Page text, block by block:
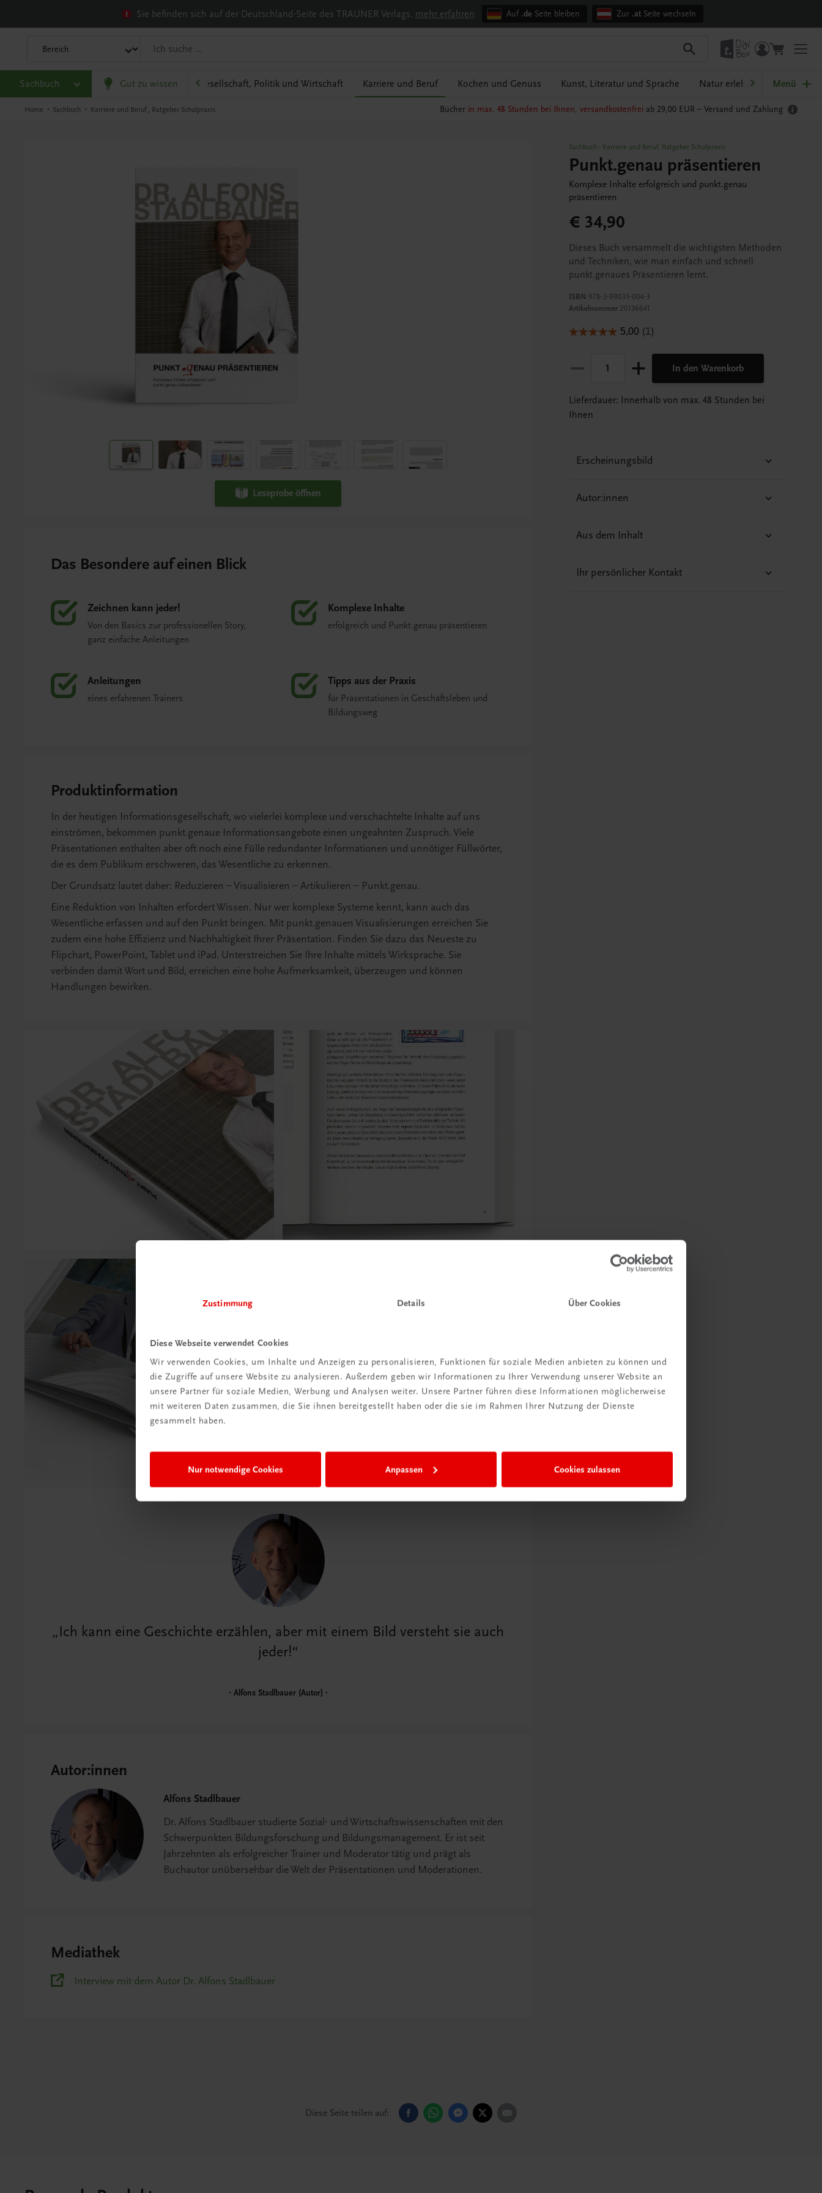
Zustimmung Details Über Cookies
Diese Webseite verwendet Cookies
Wir verwenden Cookies, um Inhalte und Anzeigen zu personalisieren, Funktionen für soziale Medien anbieten zu können und
die Zugriffe auf unsere Website zu analysieren. Außerdem geben wir Informationen zu Ihrer Verwendung unserer Website an
unsere Partner für soziale Medien, Werbung und Analysen weiter. Unsere Partner führen diese Informationen möglicherweise
mit weiteren Daten zusammen, die Sie ihnen bereitgestellt haben oder die sie im Rahmen Ihrer Nutzung der Dienste
gesammelt haben.
Nur notwendige Cookies Anpassen Cookies zulassen
Sie befinden sich auf der Deutschland-Seite des TRAUNER Verlags. mehr erfahren Auf .de Seite bleiben Zur .atSeite wechseln
Sachbuch Gut zu wissen
Familie und Gesundheit Gesellschaft, Politik und Wirtschaft Karriere und Beruf Kochen und Genuss Kunst, Literatur und Sprache Natur erleben Menü
Home Sachbuch Karriere und Beruf, Ratgeber Schulpraxis Bücher in max. 48 Stunden bei Ihnen, versandkostenfrei ab 29,00 EUR – Versand und Zahlung
Sachbuch - Karriere und Beruf, Ratgeber Schulpraxis
Punkt.genau präsentieren
Komplexe Inhalte erfolgreich und punkt.genau
präsentieren
Leseprobe öffnen
€ 34,90
Dieses Buch versammelt die wichtigsten Methoden
und Techniken, wie man einfach und schnell
punkt.genaues Präsentieren lernt.
ISBN 978-3-99033-004-3
Artikelnummer20136641
In den Warenkorb
Lieferdauer: Innerhalb von max. 48 Stunden bei
Ihnen
Erscheinungsbild
Autor:innen
Aus dem Inhalt
Ihr persönlicher Kontakt
Das Besondere auf einen Blick
Zeichnen kann jeder!
Von den Basics zur professionellen Story,
ganz einfache Anleitungen
Komplexe Inhalte
erfolgreich und Punkt.genau präsentieren
Anleitungen
eines erfahrenen Trainers
Tipps aus der Praxis
für Präsentationen in Geschäftsleben und
Bildungsweg
Produktinformation
In der heutigen Informationsgesellschaft, wo vielerlei komplexe und verschachtelte Inhalte auf uns
einströmen, bekommen punkt.genaue Informationsangebote einen ungeahnten Zuspruch. Viele
Präsentationen enthalten aber oft noch eine Fülle redundanter Informationen und unnötiger Füllwörter,
die es dem Publikum erschweren, das Wesentliche zu erkennen.
Der Grundsatz lautet daher: Reduzieren – Visualisieren – Artikulieren – Punkt.genau.
Eine Reduktion von Inhalten erfordert Wissen. Nur wer komplexe Systeme kennt, kann auch das
Wesentliche erfassen und auf den Punkt bringen. Mit punkt.genauen Visualisierungen erreichen Sie
zudem eine hohe Effizienz und Nachhaltigkeit Ihrer Präsentation. Finden Sie dazu das Neueste zu
Flipchart, PowerPoint, Tablet und iPad. Unterstreichen Sie Ihre Inhalte mittels Wirksprache. Sie
verbinden damit Wort und Bild, erreichen eine hohe Aufmerksamkeit, überzeugen und können
Handlungen bewirken.
Ich kann eine Geschichte erzählen, aber mit einem Bild versteht sie auch
jeder!
Alfons Stadlbauer (Autor)
Autor:innen
Alfons Stadlbauer
Dr. Alfons Stadlbauer studierte Sozial- und Wirtschaftswissenschaften mit den
Schwerpunkten Bildungsforschung und Bildungsmanagement. Er ist seit
Jahrzehnten als erfolgreicher Trainer und Moderator tätig und prägt als
Buchautor unübersehbar die Welt der Präsentationen und Moderationen.
Mediathek
Interview mit dem Autor Dr. Alfons Stadlbauer
Diese Seite teilen auf: